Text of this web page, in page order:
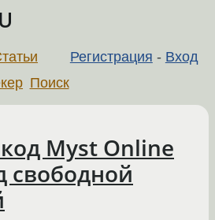
Регистрация - Вход
Поиск
Myst Online
свободной